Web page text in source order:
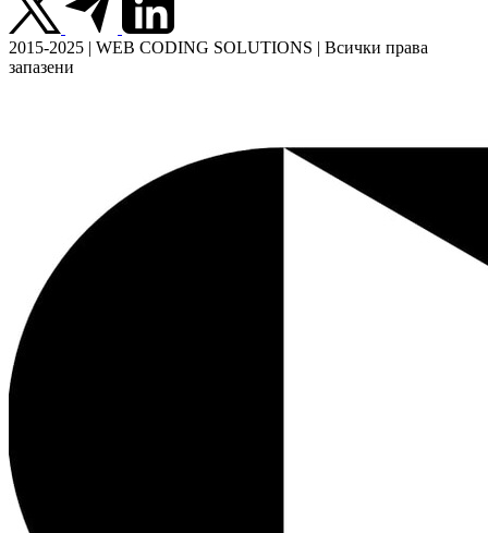
2015-2025 | WEB CODING SOLUTIONS | Всички права
запазени